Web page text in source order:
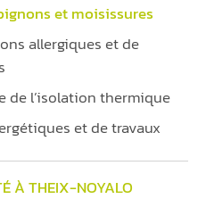
et moisissures
allergiques et de
de l’isolation thermique
et de travaux
À THEIX-NOYALO